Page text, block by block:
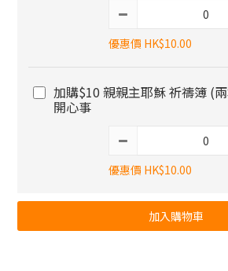
優惠價 HK$10.00
加購$10 親親主耶穌 祈禱簿 (
開心事
優惠價 HK$10.00
加入購物車